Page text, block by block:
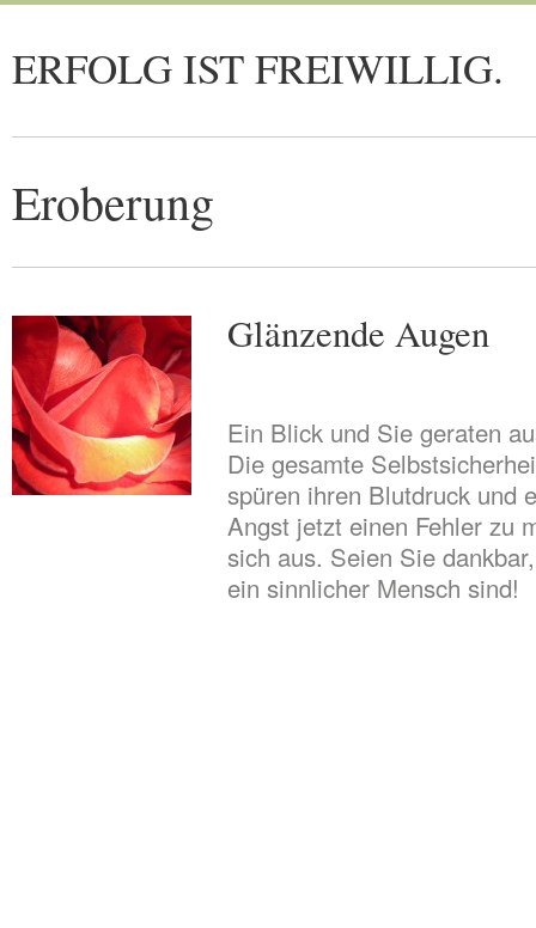
ERFOLG IST FREIWILLIG.
Eroberung
Glänzende Augen
Ein Blick und Sie geraten
Die gesamte
spüren ihren Blutdruck und
Angst jetzt einen Fehler zu
sich aus. Seien Sie
ein sinnlicher Mensch sind!